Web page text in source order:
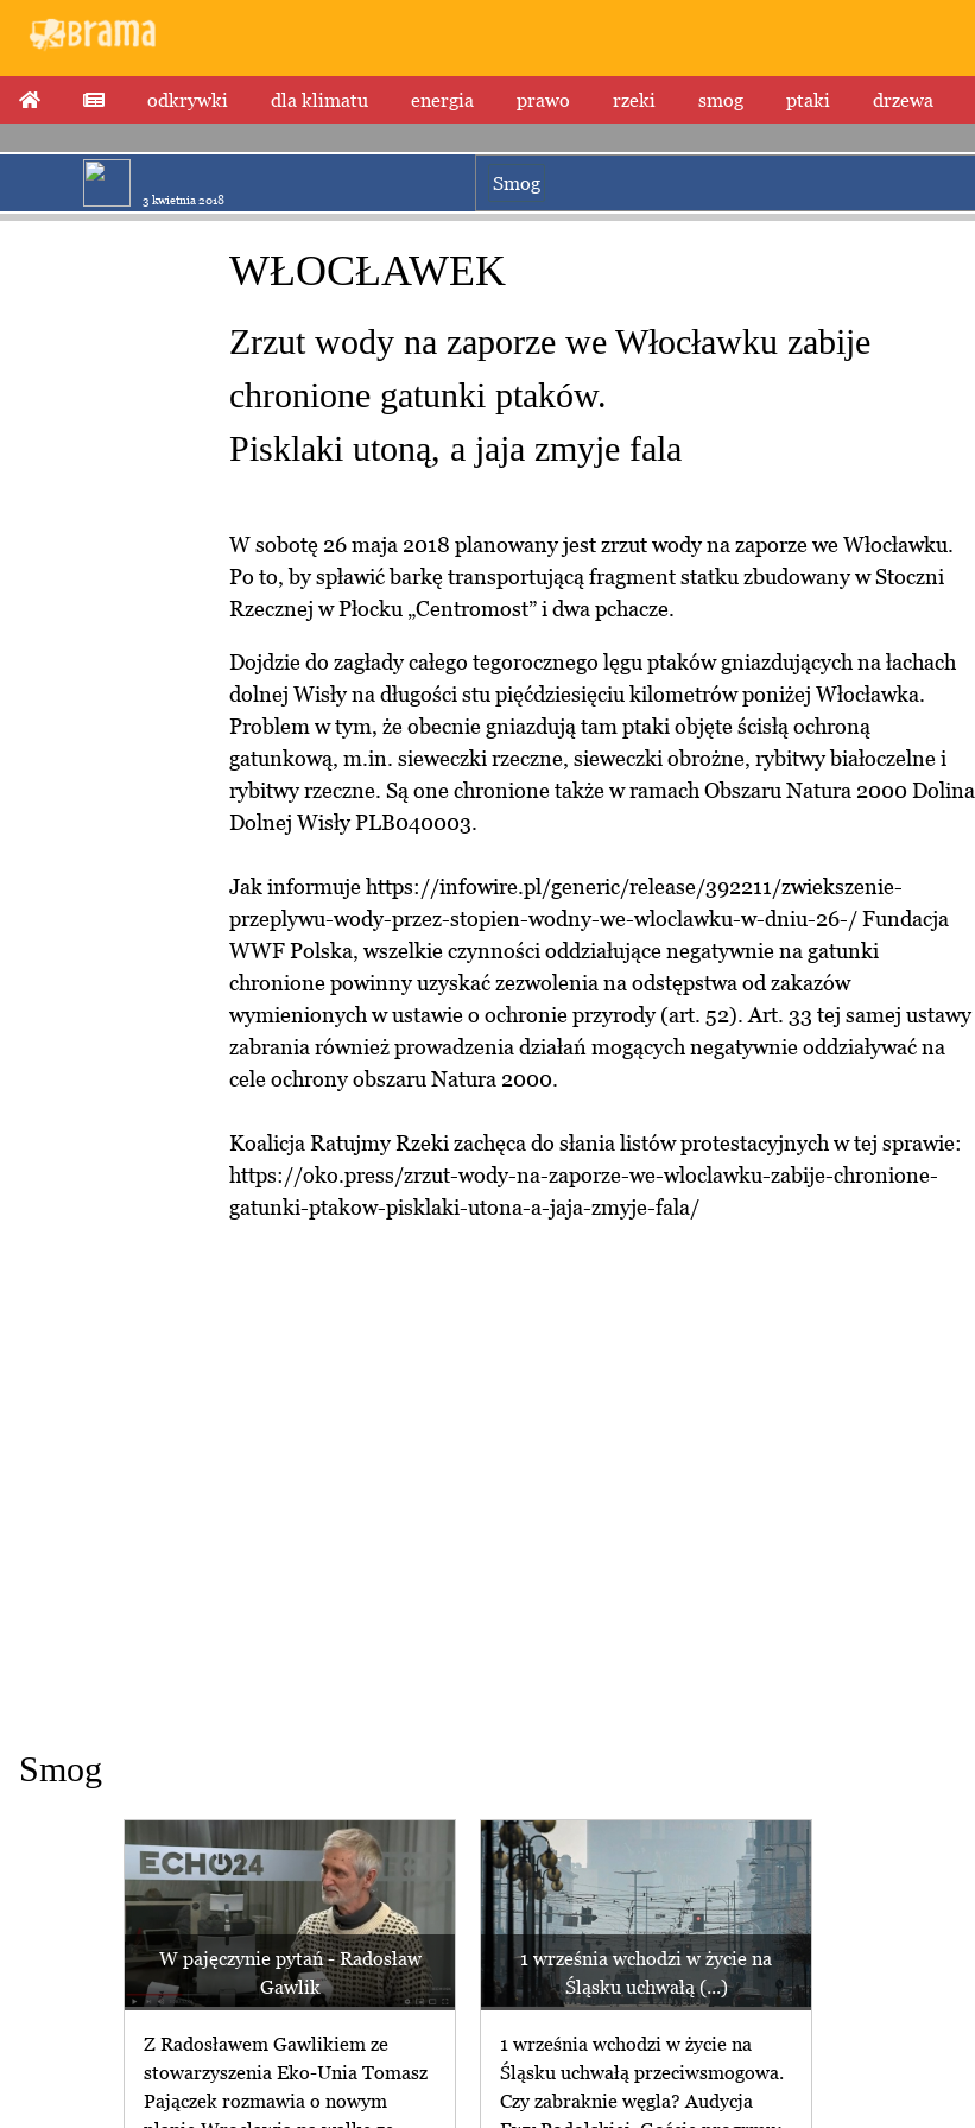
odkrywki dla klimatu energia prawo rzeki smog ptaki drzewa
3 kwietnia 2018
Smog
WŁOCŁAWEK
Zrzut wody na zaporze we Włocławku zabije
chronione gatunki ptaków.
Pisklaki utoną, a jaja zmyje fala
W sobotę 26 maja 2018 planowany jest zrzut wody na zaporze we Włocławku.
Po to, by spławić barkę transportującą fragment statku zbudowany w Stoczni
Rzecznej w Płocku „Centromost” i dwa pchacze.
Dojdzie do zagłady całego tegorocznego lęgu ptaków gniazdujących na łachach
dolnej Wisły na długości stu pięćdziesięciu kilometrów poniżej Włocławka.
Problem w tym, że obecnie gniazdują tam ptaki objęte ścisłą ochroną
gatunkową, m.in. sieweczki rzeczne, sieweczki obrożne, rybitwy białoczelne i
rybitwy rzeczne. Są one chronione także w ramach Obszaru Natura 2000 Dolina
Dolnej Wisły PLB040003.
Jak informuje https://infowire.pl/generic/release/392211/zwiekszenie-
przeplywu-wody-przez-stopien-wodny-we-wloclawku-w-dniu-26-/ Fundacja
WWF Polska, wszelkie czynności oddziałujące negatywnie na gatunki
chronione powinny uzyskać zezwolenia na odstępstwa od zakazów
wymienionych w ustawie o ochronie przyrody (art. 52). Art. 33 tej samej ustawy
zabrania również prowadzenia działań mogących negatywnie oddziaływać na
cele ochrony obszaru Natura 2000.
Koalicja Ratujmy Rzeki zachęca do słania listów protestacyjnych w tej sprawie:
https://oko.press/zrzut-wody-na-zaporze-we-wloclawku-zabije-chronione-
gatunki-ptakow-pisklaki-utona-a-jaja-zmyje-fala/
Smog
W pajęczynie pytań - Radosław
Gawlik
Z Radosławem Gawlikiem ze
stowarzyszenia Eko-Unia Tomasz
Pajączek rozmawia o nowym
1 września wchodzi w życie na
Śląsku uchwałą (...)
1 września wchodzi w życie na
Śląsku uchwałą przeciwsmogowa.
Czy zabraknie węgla? Audycja